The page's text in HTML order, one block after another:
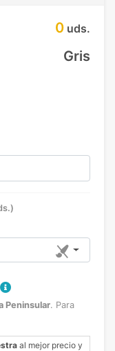
0 uds.
Gris
Peninsular. Para
al mejor precio y